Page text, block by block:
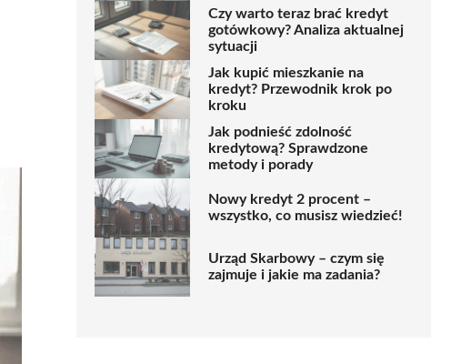
Czy warto teraz brać kredyt
gotówkowy? Analiza aktualnej
sytuacji
Jak kupić mieszkanie na
kredyt? Przewodnik krok po
kroku
Jak podnieść zdolność
kredytową? Sprawdzone
metody i porady
Nowy kredyt 2 procent –
wszystko, co musisz wiedzieć!
Urząd Skarbowy – czym się
zajmuje i jakie ma zadania?